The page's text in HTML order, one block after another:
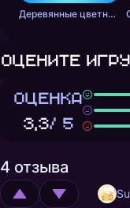
Деревянные цветные блоки
Оцените игру
ОЦЕНКА
3,3/ 5
4 отзыва